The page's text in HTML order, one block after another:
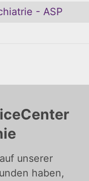
- ASP
unserer
haben,